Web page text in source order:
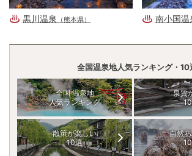
黒川温泉 （熊本県） 南小国温
全国温泉地人気ランキング・10
全国 温泉地
人気ランキング
泉質
散策が楽しい
10選
自然